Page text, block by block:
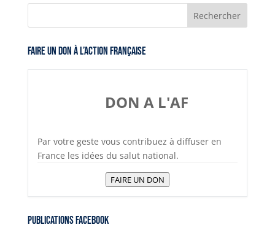
Faire un don à l’Action Française
DON A L'AF
Par votre geste vous contribuez à diffuser en
France les idées du salut national.
FAIRE UN DON
Publications Facebook